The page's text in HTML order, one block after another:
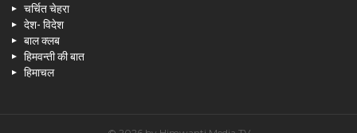
चर्चित चेहरा
देश- विदेश
बाल क्लब
हिमवन्ती की बात
हिमाचल